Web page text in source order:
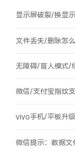
显示屏破裂/换显
文件丢失/删除怎
vivo手机/平板升
微信提示：数据文